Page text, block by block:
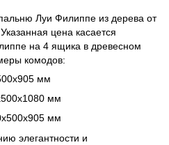
Луи Филиппе из дерева от
цена касается
на 4 ящика в древесном
комодов:
мм
мм
мм
элегантности и